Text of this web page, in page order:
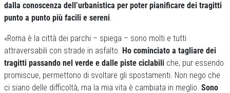
dalla conoscenza dell’urbanistica per poter pianificare dei tragitti
punto a punto più facili e sereni.
«Roma è la città dei parchi – spiega – sono molti e tutti
attraversabili con strade in asfalto. Ho cominciato a tagliare dei
tragitti passando nel verde e dalle piste ciclabili che, pur essendo
promiscue, permettono di svoltare gli spostamenti. Non nego che
ci siano delle difficoltà, ma la mia vita è cambiata in meglio. Sono